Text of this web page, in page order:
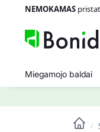
NEMOKAMAS
Miegamojo baldai
/